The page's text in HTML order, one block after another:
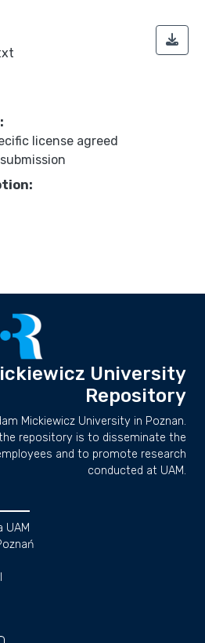
license agreed
University
Repository
Mickiewicz University in Poznan.
repository is to disseminate the
and to promote research
conducted at UAM.
UAM